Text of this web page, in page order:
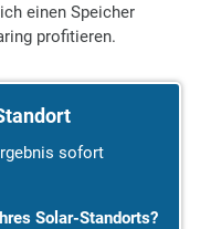
einen Speicher
profitieren.
sofort
Solar-Standorts?